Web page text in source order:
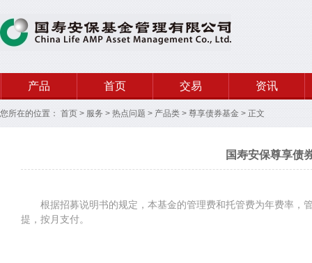
产品 首页 交易 资讯
您所在的位置： 首页 > 服务 > 热点问题 > 产品类 > 尊享债券基金 > 正文
国寿安保尊享债
根据招募说明书的规定，本基金的管理费和托管费为年费率，
提，按月支付。